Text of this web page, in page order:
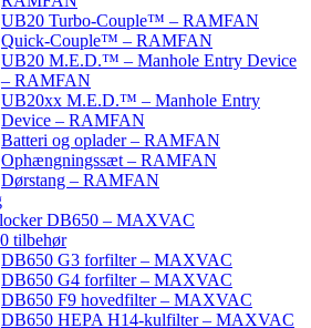
UB20 Turbo-Couple™ – RAMFAN
Quick-Couple™ – RAMFAN
UB20 M.E.D.™ – Manhole Entry Device
– RAMFAN
UB20xx M.E.D.™ – Manhole Entry
Device – RAMFAN
Batteri og oplader – RAMFAN
Ophængningssæt – RAMFAN
Dørstang – RAMFAN
DB650 – MAXVAC
tilbehør
DB650 G3 forfilter – MAXVAC
DB650 G4 forfilter – MAXVAC
DB650 F9 hovedfilter – MAXVAC
DB650 HEPA H14-kulfilter – MAXVAC